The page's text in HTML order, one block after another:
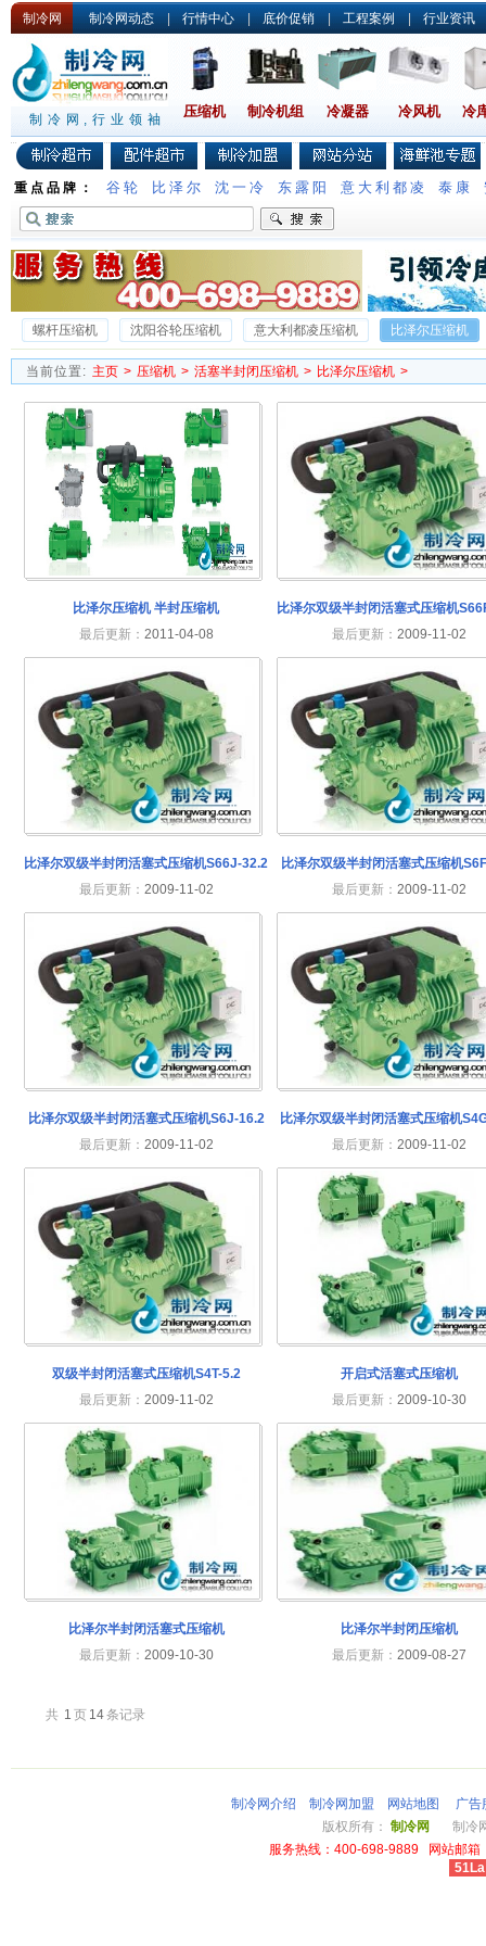
制冷网 制冷网动态 | 行情中心 | 底价促销 | 工程案例 | 行业资讯
制冷网,行业领袖 压缩机 制冷机组 冷凝器 冷风机 冷
重点品牌： 谷轮 比泽尔 沈一冷 东露阳 意大利都凌 泰康
螺杆压缩机 沈阳谷轮压缩机 意大利都凌压缩机
比泽尔压缩机
沈一冷半封闭压缩机
德国谷轮压缩机 沃克压缩机
雪梅压缩机
当前位置: 主页 > 压缩机 > 活塞半封闭压缩机 > 比泽尔压缩机 >
比泽尔压缩机 半封压缩机
最后更新： 2011-04-08
比泽尔双级半封闭活塞式压缩机
最后更新： 2009-11-02
比泽尔双级半封闭活塞式压缩机S66J-32.2
最后更新： 2009-11-02
比泽尔双级半封闭活塞式压缩机
最后更新： 2009-11-02
比泽尔双级半封闭活塞式压缩机S6J-16.2
最后更新： 2009-11-02
比泽尔双级半封闭活塞式压缩机
最后更新： 2009-11-02
双级半封闭活塞式压缩机S4T-5.2
最后更新： 2009-11-02
开启式活塞式压缩机
最后更新： 2009-10-30
比泽尔半封闭活塞式压缩机
最后更新： 2009-10-30
比泽尔半封闭压缩机
最后更新： 2009-08-27
共 1 页 14条记录
制冷网介绍 制冷网加盟 网站地图
广告
版权所有： 制冷网
制冷网
服务热线：400-698-9889 网站邮
51La